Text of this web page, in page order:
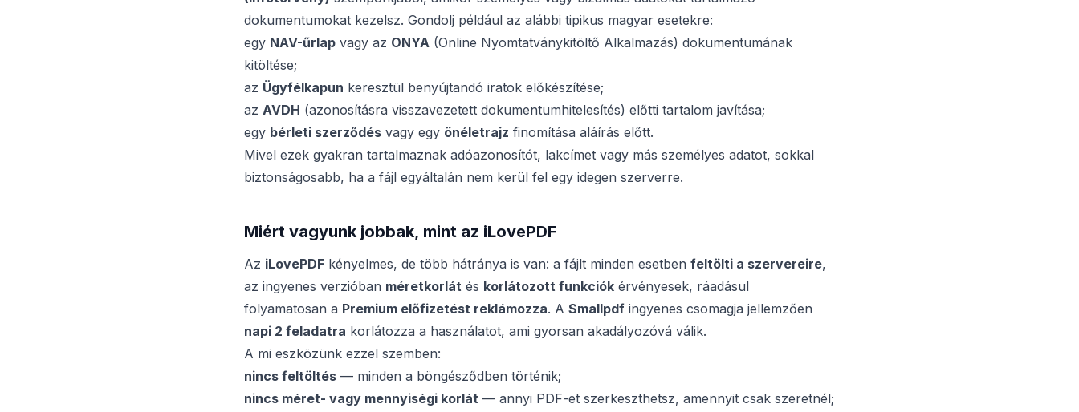
dokumentumokat kezelsz. Gondolj például az alábbi tipikus magyar esetekre:
egy NAV-űrlap vagy az ONYA (Online Nyomtatványkitöltő Alkalmazás) dokumentumának
kitöltése;
az Ügyfélkapun keresztül benyújtandó iratok előkészítése;
az AVDH (azonosításra visszavezetett dokumentumhitelesítés) előtti tartalom javítása;
egy bérleti szerződés vagy egy önéletrajz finomítása aláírás előtt.
Mivel ezek gyakran tartalmaznak adóazonosítót, lakcímet vagy más személyes adatot, sokkal
biztonságosabb, ha a fájl egyáltalán nem kerül fel egy idegen szerverre.
Miért vagyunk jobbak, mint az iLovePDF
Az iLovePDF kényelmes, de több hátránya is van: a fájlt minden esetben feltölti a szervereire,
az ingyenes verzióban méretkorlát és korlátozott funkciók érvényesek, ráadásul
folyamatosan a Premium előfizetést reklámozza. A Smallpdf ingyenes csomagja jellemzően
napi 2 feladatra korlátozza a használatot, ami gyorsan akadályozóvá válik.
A mi eszközünk ezzel szemben:
nincs feltöltés — minden a böngésződben történik;
nincs méret- vagy mennyiségi korlát — annyi PDF-et szerkeszthetsz, amennyit csak szeretnél;